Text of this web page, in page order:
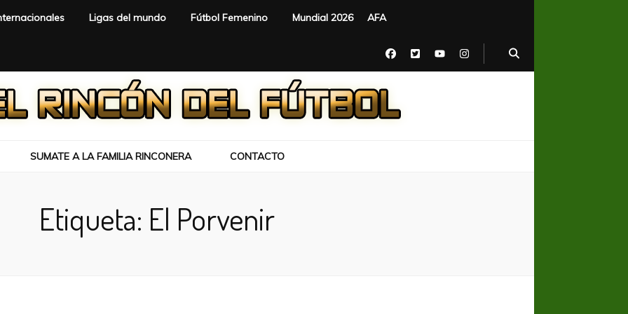
Ligas del mundo Fútbol Femenino Mundial 2026 AFA
SUMATE A LA FAMILIA RINCONERA CONTACTO
Etiqueta: El Porvenir